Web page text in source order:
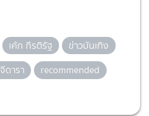
เค้ก กีรติรัฐ
ข่าวบันเทิง
ดารา recommended